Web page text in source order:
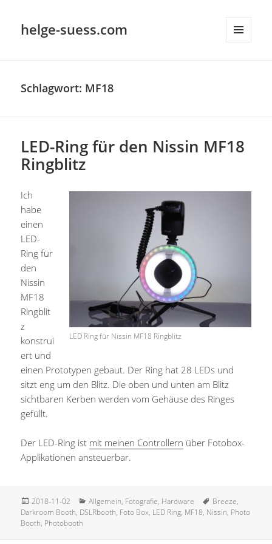
helge-suess.com
Schlagwort: MF18
LED-Ring für den Nissin MF18
Ringblitz
LED Ring für Nissin MF18 Ringblitz
Ich
habe
einen
LED-
Ring für
den
Nissin
MF18
Ringblit
z
konstrui
ert und
einen Prototypen gebaut. Der Ring hat 28 LEDs und
sitzt eng um den Blitz. Die oben und unten am Blitz
sichtbaren Kerben werden vom Gehäuse des Ringes
gefüllt.
Der LED-Ring ist mit meinen Controllern über Fotobox-
Applikationen ansteuerbar.
Veröffentlicht
am
2018-11-02 Kategorien
Allgemein, Fotografie, Hardware Schlagwörter
Breeze,
Darkroom Booth, DSLRbooth, Foto Box, LED Ring, MF18, Nissin, Photo
Booth, Photobooth